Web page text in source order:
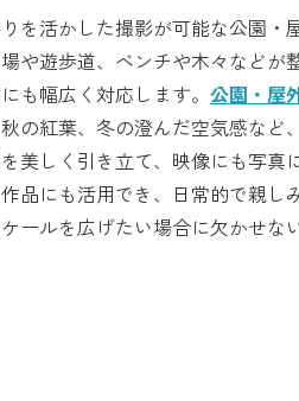
を活かした撮影が可能な公園
や遊歩道、ベンチや木々など
も幅広く対応します。 公園・屋
の紅葉、冬の澄んだ空気感な
美しく引き立て、映像にも写
品にも活用でき、日常的で親
ールを広げたい場合に欠かせな